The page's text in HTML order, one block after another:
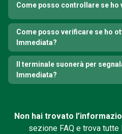
Come posso controllare se ho
Come posso verificare se ho
Immediata?
Il terminale suonerà per
Immediata?
Non hai trovato
sezione FAQ e trova